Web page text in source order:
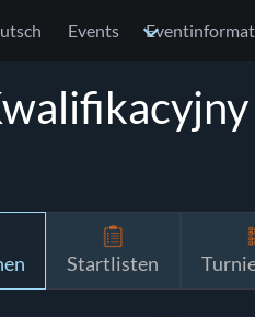
Events
Startlisten